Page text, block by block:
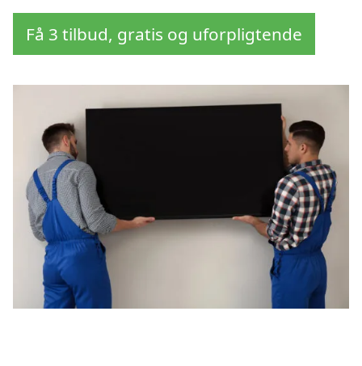
Få 3 tilbud, gratis og uforpligtende